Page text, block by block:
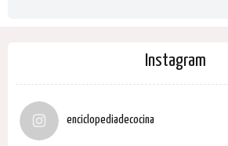
Instagram
enciclopediadecocina